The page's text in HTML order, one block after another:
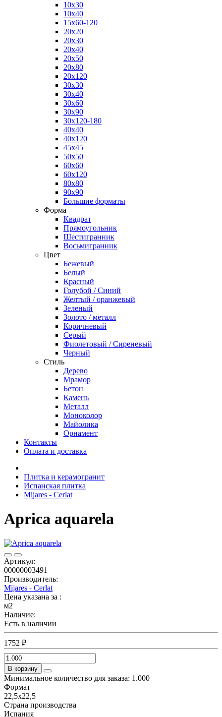
10x30
10x40
15x60-120
20x20
20x30
20x40
20x50
20x80
20x120
30x30
30x40
30x60
30x90
30x120-180
40x40
40x120
45x45
50x50
60x60
60x120
80x80
90x90
Большие форматы
Форма
Квадрат
Прямоугольник
Шестигранник
Восьмигранник
Цвет
Бежевый
Белый
Красный
Голубой / Синий
Желтый / оранжевый
Зеленый
Золото / металл
Коричневый
Серый
Фиолетовый / Сиреневый
Черный
Стиль
Дерево
Мрамор
Бетон
Камень
Металл
Моноколор
Майолика
Орнамент
Контакты
Оплата и доставка
Плитка и керамогранит
Испанская плитка
Mijares - Cerlat
Aprica aquarela
Артикул:
00000003491
Производитель:
Mijares - Cerlat
Цена указана за :
м2
Наличие:
Есть в наличии
1752 ₽
В корзину
Минимальное количество для заказа: 1.000
Формат
22,5x22,5
Страна производства
Испания